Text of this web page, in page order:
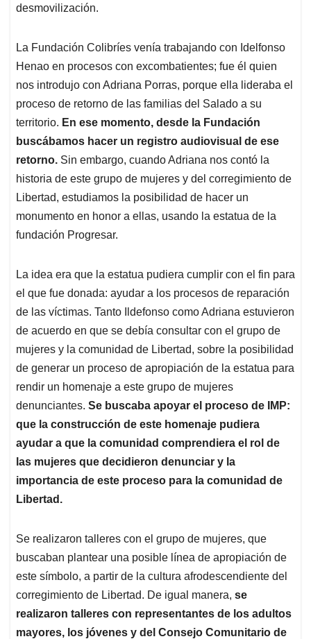
desmovilización.
La Fundación Colibríes venía trabajando con Idelfonso
Henao en procesos con excombatientes; fue él quien
nos introdujo con Adriana Porras, porque ella lideraba el
proceso de retorno de las familias del Salado a su
territorio. En ese momento, desde la Fundación
buscábamos hacer un registro audiovisual de ese
retorno. Sin embargo, cuando Adriana nos contó la
historia de este grupo de mujeres y del corregimiento de
Libertad, estudiamos la posibilidad de hacer un
monumento en honor a ellas, usando la estatua de la
fundación Progresar.
La idea era que la estatua pudiera cumplir con el fin para
el que fue donada: ayudar a los procesos de reparación
de las víctimas. Tanto Ildefonso como Adriana estuvieron
de acuerdo en que se debía consultar con el grupo de
mujeres y la comunidad de Libertad, sobre la posibilidad
de generar un proceso de apropiación de la estatua para
rendir un homenaje a este grupo de mujeres
denunciantes. Se buscaba apoyar el proceso de IMP:
que la construcción de este homenaje pudiera
ayudar a que la comunidad comprendiera el rol de
las mujeres que decidieron denunciar y la
importancia de este proceso para la comunidad de
Libertad.
Se realizaron talleres con el grupo de mujeres, que
buscaban plantear una posible línea de apropiación de
este símbolo, a partir de la cultura afrodescendiente del
corregimiento de Libertad. De igual manera, se
realizaron talleres con representantes de los adultos
mayores, los jóvenes y del Consejo Comunitario de